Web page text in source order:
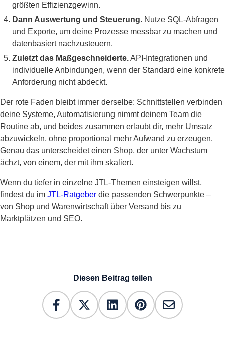
größten Effizienzgewinn.
Dann Auswertung und Steuerung. Nutze SQL-Abfragen
und Exporte, um deine Prozesse messbar zu machen und
datenbasiert nachzusteuern.
Zuletzt das Maßgeschneiderte.API-Integrationen und
individuelle Anbindungen, wenn der Standard eine konkrete
Anforderung nicht abdeckt.
Der rote Faden bleibt immer derselbe: Schnittstellen verbinden
deine Systeme, Automatisierung nimmt deinem Team die
Routine ab, und beides zusammen erlaubt dir, mehr Umsatz
abzuwickeln, ohne proportional mehr Aufwand zu erzeugen.
Genau das unterscheidet einen Shop, der unter Wachstum
ächzt, von einem, der mit ihm skaliert.
Wenn du tiefer in einzelne JTL-Themen einsteigen willst,
findest du im JTL-Ratgeber die passenden Schwerpunkte –
von Shop und Warenwirtschaft über Versand bis zu
Marktplätzen und SEO.
Diesen Beitrag teilen